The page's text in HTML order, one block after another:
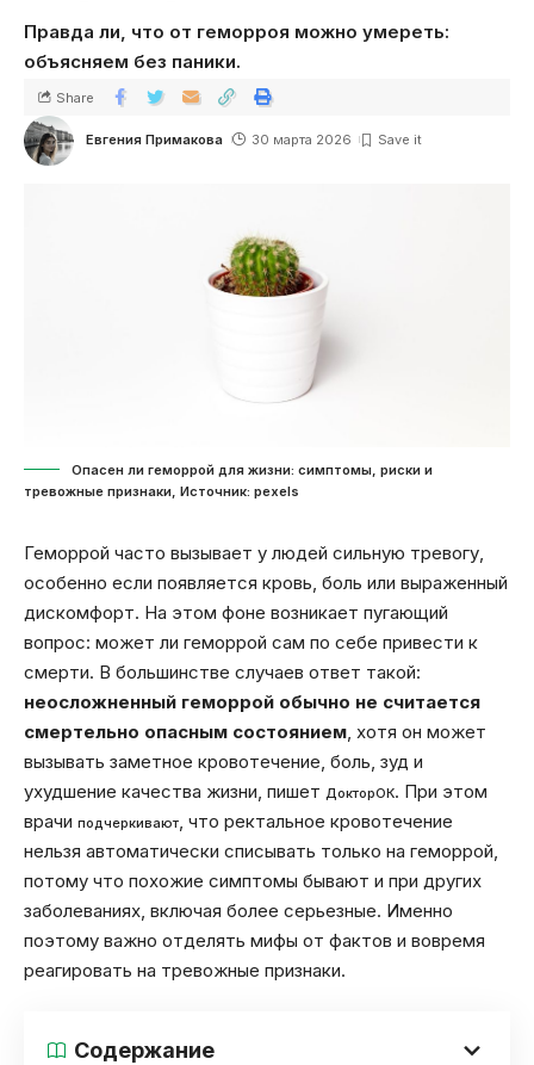
Правда ли, что от геморроя можно умереть:
объясняем без паники.
Евгения Примакова 30 марта 2026
Share
Опасен ли геморрой для жизни: симптомы, риски и
тревожные признаки, Источник: pexels
Геморрой часто вызывает у людей сильную тревогу,
особенно если появляется кровь, боль или выраженный
дискомфорт. На этом фоне возникает пугающий
вопрос: может ли геморрой сам по себе привести к
смерти. В большинстве случаев ответ такой:
неосложненный геморрой обычно не считается
смертельно опасным состоянием , хотя он может
вызывать заметное кровотечение, боль, зуд и
ухудшение качества жизни, пишет ДокторОК. При этом
врачи подчеркивают , что ректальное кровотечение
нельзя автоматически списывать только на геморрой,
потому что похожие симптомы бывают и при других
заболеваниях, включая более серьезные. Именно
поэтому важно отделять мифы от фактов и вовремя
реагировать на тревожные признаки.
Содержание